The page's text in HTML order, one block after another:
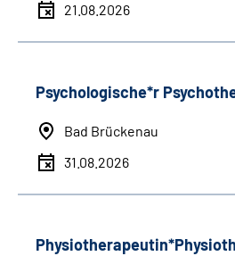
21.08.2026
Psychologische*r
Bad Brückenau
31.08.2026